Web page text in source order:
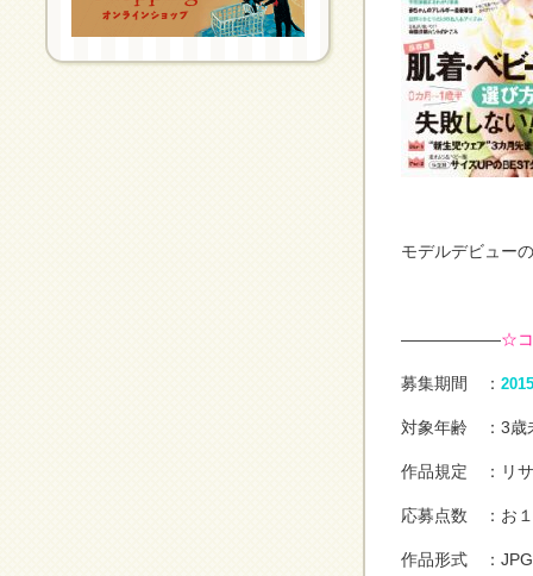
モデルデビュー
——————☆コ
募集期間 ：
対象年齢 ： 3歳
作品規定 ： リ
応募点数 ： お
作品形式 ：